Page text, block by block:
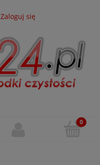
Zaloguj się